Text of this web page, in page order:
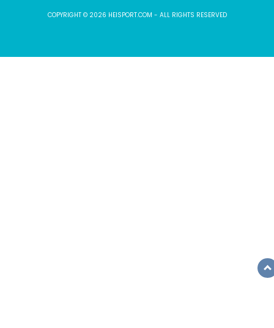
COPYRIGHT © 2026 HEISPORT.COM - ALL RIGHTS RESERVED